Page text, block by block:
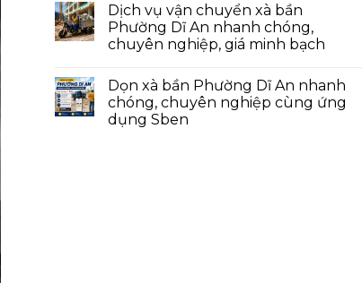
Dịch vụ vận chuyển xà bần
Phường Dĩ An nhanh chóng,
chuyên nghiệp, giá minh bạch
Dọn xà bần Phường Dĩ An nhanh
chóng, chuyên nghiệp cùng ứng
dụng Sben